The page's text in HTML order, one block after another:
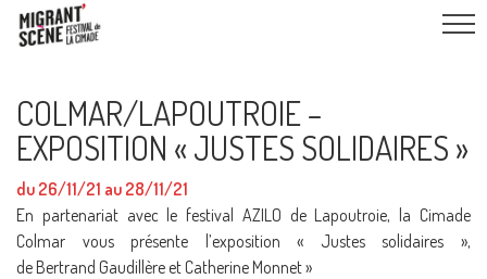
COLMAR/LAPOUTROIE –
EXPOSITION « JUSTES SOLIDAIRES »
du 26/11/21 au 28/11/21
En partenariat avec le festival AZILO de Lapoutroie, la Cimade
Colmar vous présente l’exposition « Justes solidaires »,
de Bertrand Gaudillère et Catherine Monnet »